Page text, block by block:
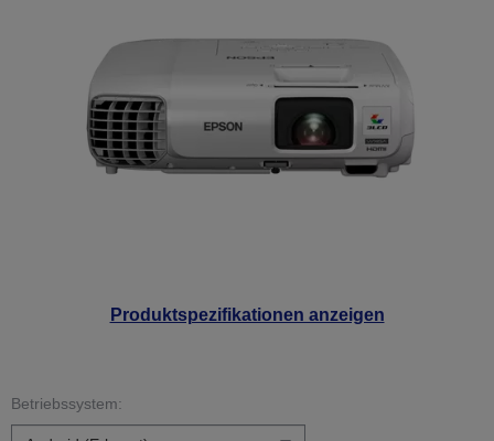
Produktspezifikationen anzeigen
Betriebssystem: